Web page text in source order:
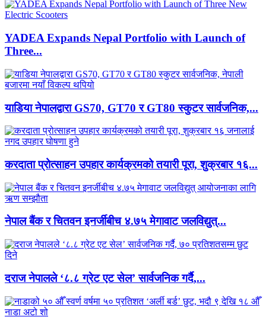
YADEA Expands Nepal Portfolio with Launch of
Three...
याडिया नेपालद्वारा GS70, GT70 र GT80 स्कुटर सार्वजनिक,...
करदाता प्रोत्साहन उपहार कार्यक्रमको तयारी पूरा, शुक्रबार १६...
नेपाल बैंक र चितवन इनर्जीबीच ४.७५ मेगावाट जलविद्युत्...
दराज नेपालले ‘८.८ ग्रेट एट सेल’ सार्वजनिक गर्दै,...